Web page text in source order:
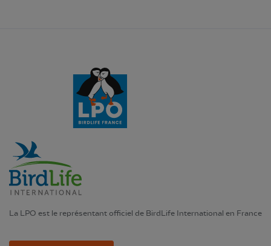
La LPO est le représentant officiel de BirdLife International en France